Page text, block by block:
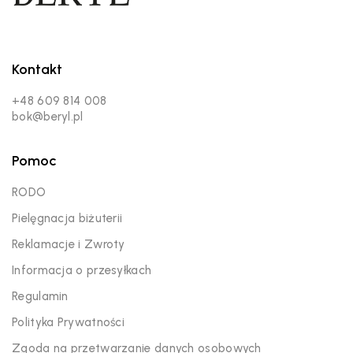
Kontakt
+48 609 814 008
bok@beryl.pl
Pomoc
RODO
Pielęgnacja biżuterii
Reklamacje i Zwroty
Informacja o przesyłkach
Regulamin
Polityka Prywatności
Zgoda na przetwarzanie danych osobowych